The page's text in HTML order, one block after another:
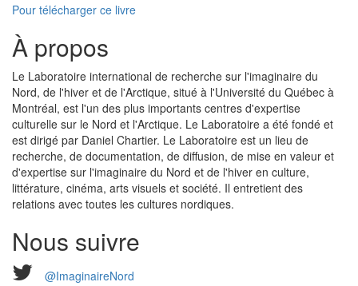
Pour télécharger ce livre
À propos
Le Laboratoire international de recherche sur l'imaginaire du
Nord, de l'hiver et de l'Arctique, situé à l'Université du Québec à
Montréal, est l'un des plus importants centres d'expertise
culturelle sur le Nord et l'Arctique. Le Laboratoire a été fondé et
est dirigé par Daniel Chartier. Le Laboratoire est un lieu de
recherche, de documentation, de diffusion, de mise en valeur et
d'expertise sur l'imaginaire du Nord et de l'hiver en culture,
littérature, cinéma, arts visuels et société. Il entretient des
relations avec toutes les cultures nordiques.
Nous suivre
@ImaginaireNord